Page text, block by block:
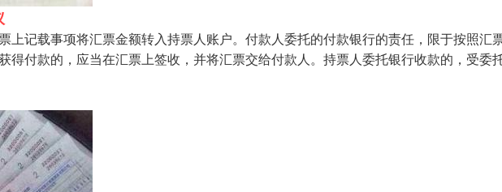
上记载事项将汇票金额转入持票人账户。付款人委托的付款银行的责任，限于按照汇
得付款的，应当在汇票上签收，并将汇票交给付款人。持票人委托银行收款的，受委